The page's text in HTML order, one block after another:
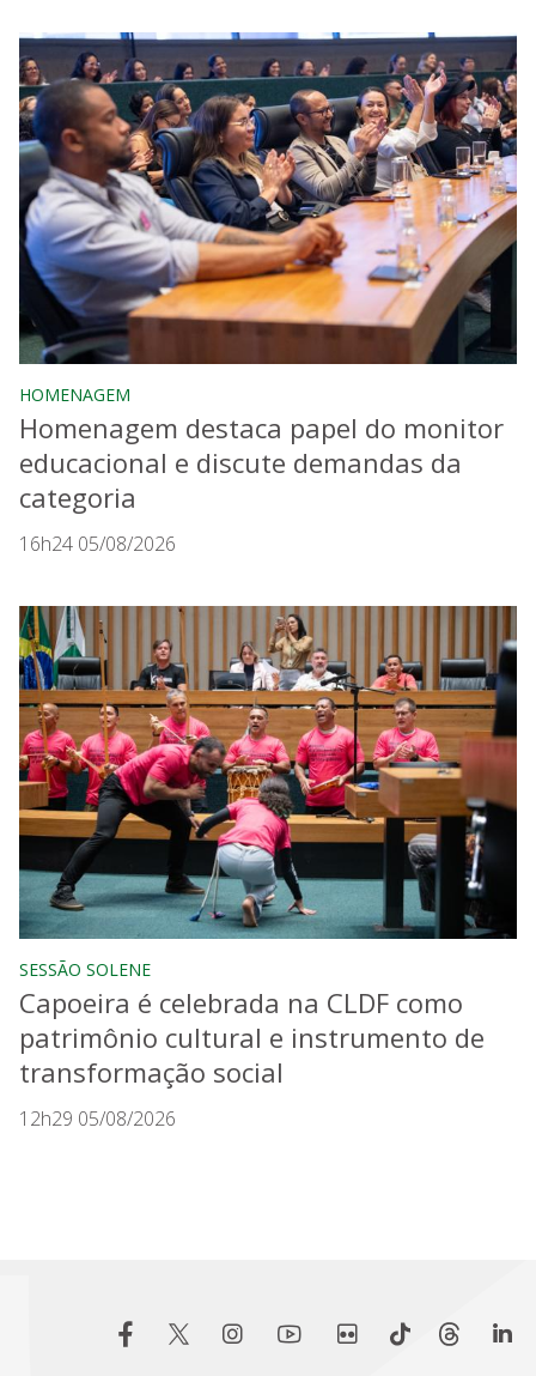
HOMENAGEM
Homenagem destaca papel do monitor
educacional e discute demandas da
categoria
16h24 05/08/2026
SESSÃO SOLENE
Capoeira é celebrada na CLDF como
patrimônio cultural e instrumento de
transformação social
12h29 05/08/2026